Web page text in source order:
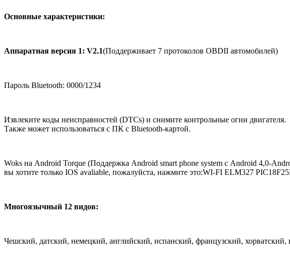
Основные характеристики:
Аппаратная версия 1: V2.1(Поддерживает 7 протоколов OBDII автомобилей)
Пароль Bluetooth: 0000/1234
Извлеките коды неисправностей (DTCs) и снимите контрольные огни двигателя.
Также может использоваться с ПК с Bluetooth-картой.
Woks на Android Torque (Поддержка Android smart phone system с Android 4,0-
вы хотите только IOS avaliable, пожалуйста, нажмите это:WI-FI ELM327
Многоязычный 12 видов:
Чешский, датский, немецкий, английский, испанский, французский, хорватский,